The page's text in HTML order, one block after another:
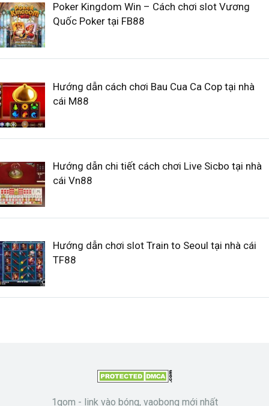
Poker Kingdom Win – Cách chơi slot Vương
Quốc Poker tại FB88
Hướng dẫn cách chơi Bau Cua Ca Cop tại nhà
cái M88
Hướng dẫn chi tiết cách chơi Live Sicbo tại nhà
cái Vn88
Hướng dẫn chơi slot Train to Seoul tại nhà cái
TF88
1gom - link vào bóng, vaobong mới nhất